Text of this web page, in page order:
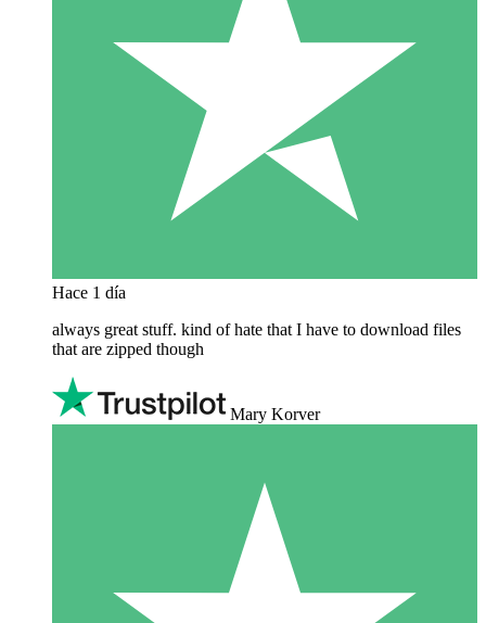
Hace 1 día
always great stuff. kind of hate that I have to download files
that are zipped though
Mary Korver